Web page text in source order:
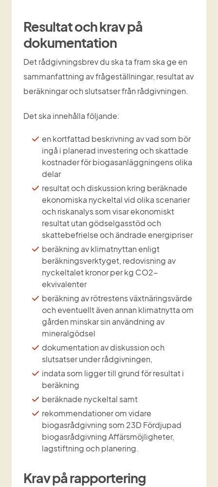
Resultat och krav på
dokumentation
Det rådgivningsbrev du ska ta fram ska ge en
sammanfattning av frågeställningar, resultat av
beräkningar och slutsatser från rådgivningen.
Det ska innehålla följande:
en kortfattad beskrivning av vad som bör
ingå i planerad investering och skattade
kostnader för biogasanläggningens olika
delar
resultat och diskussion kring beräknade
ekonomiska nyckeltal vid olika scenarier
och riskanalys som visar ekonomiskt
resultat utan gödselgasstöd och
skattebefrielse och ändrade energipriser
beräkning av klimatnyttan enligt
beräkningsverktyget, redovisning av
nyckeltalet kronor per kg CO2-
ekvivalenter
beräkning av rötrestens växtnäringsvärde
och eventuellt även annan klimatnytta om
gården minskar sin användning av
mineralgödsel
dokumentation av diskussion och
slutsatser under rådgivningen,
indata som ligger till grund för resultat i
beräkning
beräknade nyckeltal samt
rekommendationer om vidare
biogasrådgivning som 23D Fördjupad
biogasrådgivning Affärsmöjligheter,
lagstiftning och planering.
Krav på rapportering